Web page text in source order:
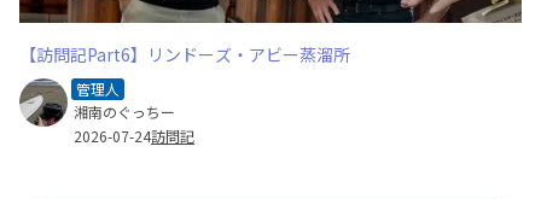
【訪問記Part6】リンドーズ・アビー蒸溜所
管理人
湘南のぐっちー
2026-07-24訪問記